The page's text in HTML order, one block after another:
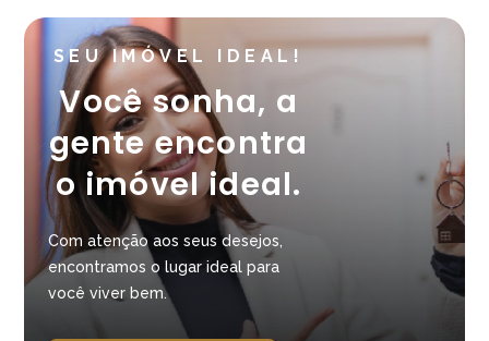
SEU IMÓVEL IDEAL!
Você sonha, a
gente encontra
o imóvel ideal.
Com atenção aos seus desejos,
encontramos o lugar ideal para
você viver bem.